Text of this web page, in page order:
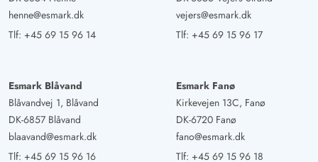
henne@esmark.dk
Tlf: +45 69 15 96 14
vejers@esmark.dk
Tlf: +45 69 15 96 17
Esmark Blåvand
Blåvandvej 1, Blåvand
DK-6857 Blåvand
blaavand@esmark.dk
Tlf: +45 69 15 96 16
Esmark Fanø
Kirkevejen 13C, Fanø
DK-6720 Fanø
fano@esmark.dk
Tlf: +45 69 15 96 18